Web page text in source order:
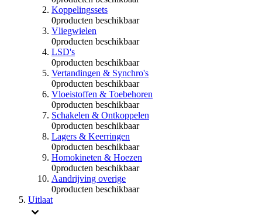
Koppelingssets
0producten beschikbaar
Vliegwielen
0producten beschikbaar
LSD's
0producten beschikbaar
Vertandingen & Synchro's
0producten beschikbaar
Vloeistoffen & Toebehoren
0producten beschikbaar
Schakelen & Ontkoppelen
0producten beschikbaar
Lagers & Keerringen
0producten beschikbaar
Homokineten & Hoezen
0producten beschikbaar
Aandrijving overige
0producten beschikbaar
Uitlaat